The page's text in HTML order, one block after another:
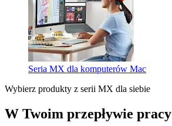
Seria MX dla komputerów Mac
Wybierz produkty z serii MX dla siebie
W Twoim przepływie pracy